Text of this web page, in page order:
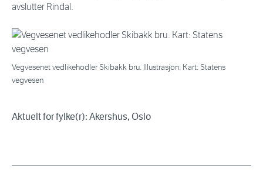
avslutter Rindal.
Vegvesenet vedlikehodler Skibakk bru. Illustrasjon: Kart: Statens
vegvesen
Aktuelt for fylke(r): Akershus, Oslo